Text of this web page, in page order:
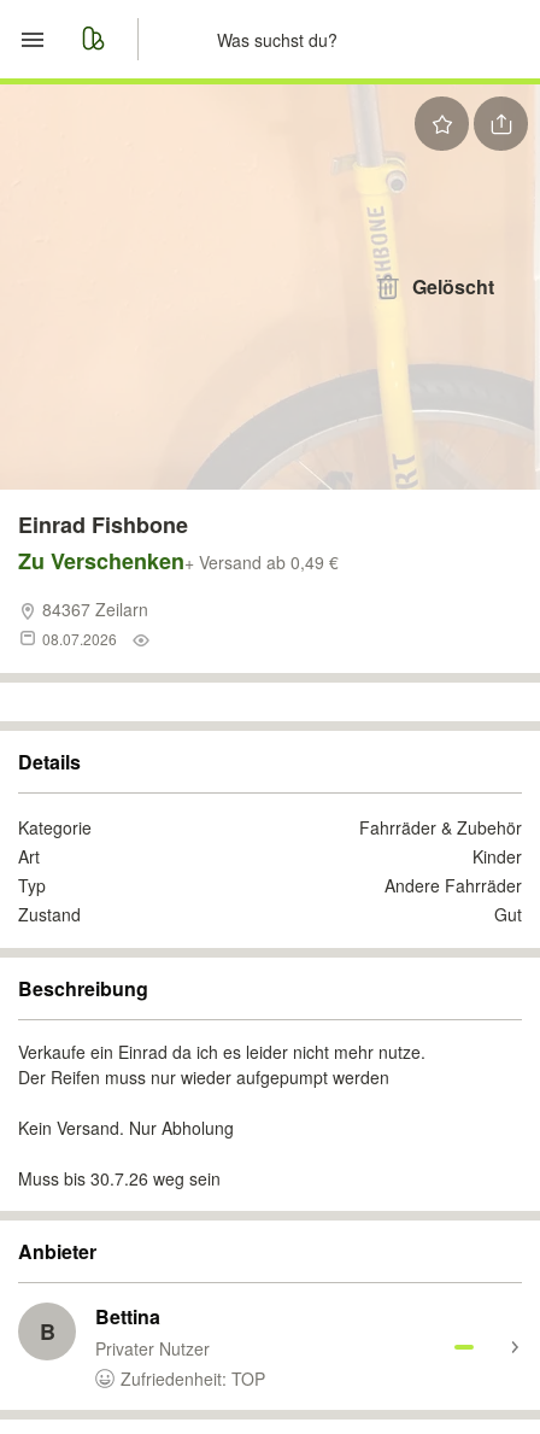
Gelöscht
Einrad Fishbone
Zu Verschenken+ Versand ab 0,49 €
84367 Zeilarn
08.07.2026
Details
Kategorie
Fahrräder & Zubehör
Art
Kinder
Typ
Andere Fahrräder
Zustand
Gut
Beschreibung
Verkaufe ein Einrad da ich es leider nicht mehr nutze.
Der Reifen muss nur wieder aufgepumpt werden
Kein Versand. Nur Abholung
Muss bis 30.7.26 weg sein
Anbieter
B Bettina
Privater Nutzer
Zufriedenheit: TOP